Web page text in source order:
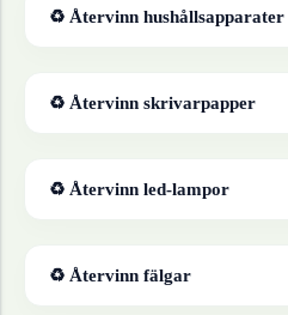
♻ Återvinn hushållsapparater
♻ Återvinn skrivarpapper
♻ Återvinn led-lampor
♻ Återvinn fälgar